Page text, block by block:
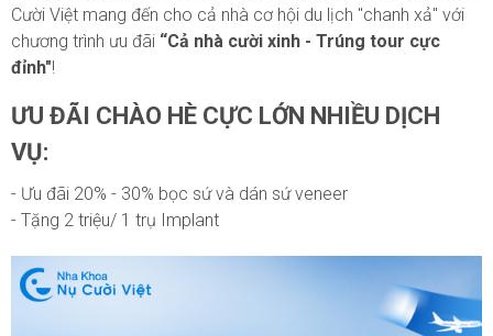
Cười Việt mang đến cho cả nhà cơ hội du lịch "chanh xả" với
chương trình ưu đãi “Cả nhà cười xinh - Trúng tour cực
đỉnh"!
ƯU ĐÃI CHÀO HÈ CỰC LỚN NHIỀU DỊCH
VỤ:
- Ưu đãi 20% - 30% bọc sứ và dán sứ veneer
- Tặng 2 triệu/ 1 trụ Implant